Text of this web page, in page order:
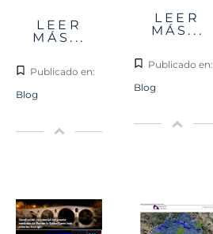
LEER
MÁS...
Publicado en:
Blog
LEER
MÁS...
Publicado en:
Blog